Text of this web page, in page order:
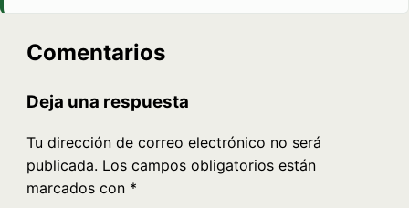
Comentarios
Deja una respuesta
Tu dirección de correo electrónico no será
publicada. Los campos obligatorios están
marcados con *